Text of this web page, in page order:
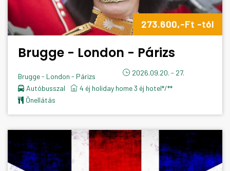
273.600,-Ft -tól
Brugge - London - Párizs
Brugge - London - Párizs
2026.09.20. - 27.
Autóbusszal
4 éj holiday home 3 éj hotel*/**
önellátás